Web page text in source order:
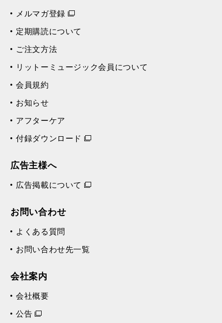
メルマガ登録
定期購読について
ご注文方法
リットーミュージック会員について
会員規約
お知らせ
アフターケア
付録ダウンロード
広告主様へ
広告掲載について
お問い合わせ
よくある質問
お問い合わせ先一覧
会社案内
会社概要
公告